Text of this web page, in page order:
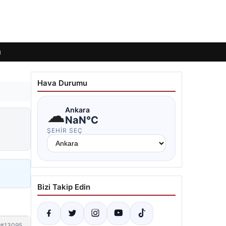
Hava Durumu
☁Ankara
NaN°C
ŞEHIR SEÇ
Bizi Takip Edin